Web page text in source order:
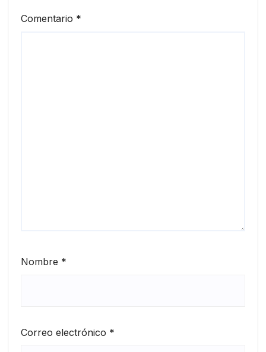
Comentario *
Nombre *
Correo electrónico *